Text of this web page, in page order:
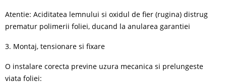
Atentie: Aciditatea lemnului si oxidul de fier (rugina) distrug
prematur polimerii foliei, ducand la anularea garantiei
3. Montaj, tensionare si fixare
O instalare corecta previne uzura mecanica si prelungeste
viata foliei: